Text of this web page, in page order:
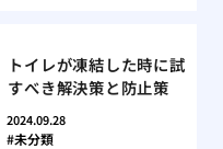
トイレが凍結した時に試
すべき解決策と防止策
2024.09.28
未分類